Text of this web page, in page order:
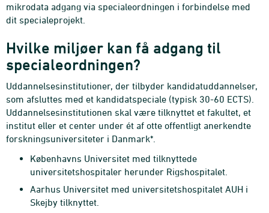
mikrodata adgang via specialeordningen i forbindelse med
dit specialeprojekt.
Hvilke miljøer kan få adgang til
specialeordningen?
Uddannelsesinstitutioner, der tilbyder kandidatuddannelser,
som afsluttes med et kandidatspeciale (typisk 30-60 ECTS).
Uddannelsesinstitutionen skal være tilknyttet et fakultet, et
institut eller et center under ét af otte offentligt anerkendte
forskningsuniversiteter i Danmark*.
Københavns Universitet med tilknyttede
universitetshospitaler herunder Rigshospitalet.
Aarhus Universitet med universitetshospitalet AUH i
Skejby tilknyttet.